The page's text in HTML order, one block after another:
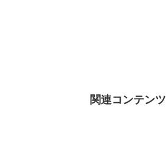
関連コンテンツ